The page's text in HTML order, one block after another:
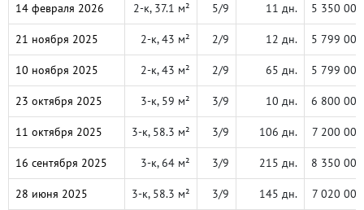
14 февраля 2026 2-к, 37.1 м² 5/9 11 дн. 5 350 000
21 ноября 2025 2-к, 43 м² 2/9 12 дн. 5 799 000
10 ноября 2025 2-к, 43 м² 2/9 65 дн. 5 799 000
23 октября 2025 3-к, 59 м² 3/9 10 дн. 6 800 000
11 октября 2025 3-к, 58.3 м² 3/9 106 дн. 7 200 000
16 сентября 2025 3-к, 64 м² 3/9 215 дн. 8 350 000
28 июня 2025 3-к, 58.3 м² 3/9 145 дн. 7 020 000